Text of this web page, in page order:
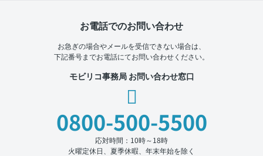
お電話でのお問い合わせ
お急ぎの場合やメールを受信できない場合は、
下記番号までお電話にてお問い合わせください。
モビリコ事務局 お問い合わせ窓口
0800-500-5500
応対時間：10時～18時
火曜定休日、夏季休暇、年末年始を除く